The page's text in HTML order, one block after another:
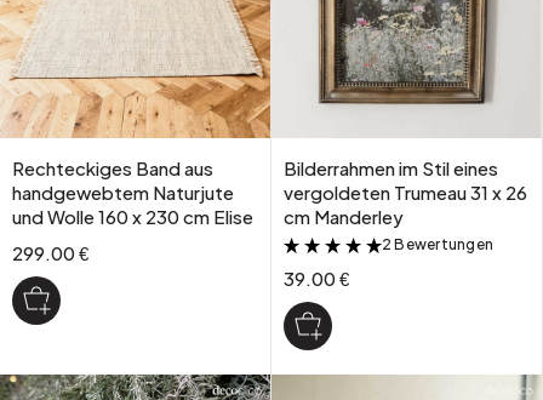
Rechteckiges Band aus
handgewebtem Naturjute
und Wolle 160 x 230 cm Elise
299.00 €
Bilderrahmen im Stil eines
vergoldeten Trumeau 31 x 26
cm Manderley
&
2 Bewertungen
39.00 €